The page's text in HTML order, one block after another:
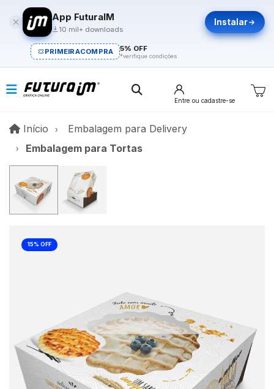
App FuturaIM
10 mil+ downloads
Instalar
PRIMEIRACOMPRA 5% OFF
*verifique condições
Entre ou cadastre-se
Início InícioEmbalagem para Delivery
Embalagem para Tortas
15% OFF